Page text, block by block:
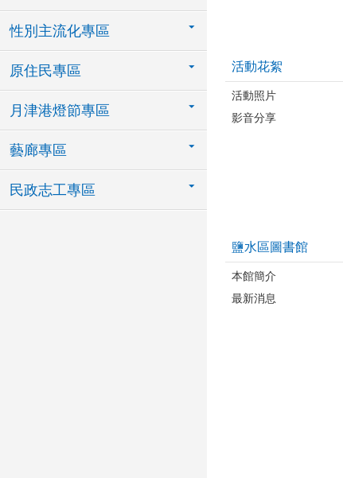
性別主流化專區
原住民專區
月津港燈節專區
藝廊專區
民政志工專區
活動花絮
活動照片
影音分享
鹽水區圖書館
本館簡介
最新消息